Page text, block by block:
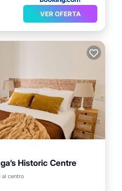
VER OFERTA
Historic Centre
al centro
Cocina
Apto para niños